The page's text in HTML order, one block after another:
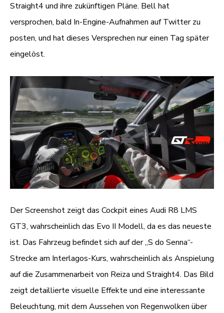
Straight4 und ihre zukünftigen Pläne. Bell hat
versprochen, bald In-Engine-Aufnahmen auf Twitter zu
posten, und hat dieses Versprechen nur einen Tag später
eingelöst.
Der Screenshot zeigt das Cockpit eines Audi R8 LMS
GT3, wahrscheinlich das Evo II Modell, da es das neueste
ist. Das Fahrzeug befindet sich auf der „S do Senna“-
Strecke am Interlagos-Kurs, wahrscheinlich als Anspielung
auf die Zusammenarbeit von Reiza und Straight4. Das Bild
zeigt detaillierte visuelle Effekte und eine interessante
Beleuchtung, mit dem Aussehen von Regenwolken über